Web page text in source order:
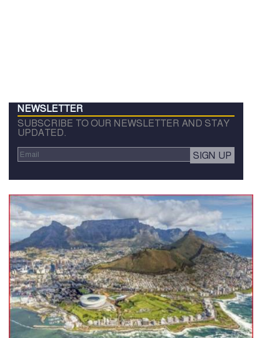
NEWSLETTER
SUBSCRIBE TO OUR NEWSLETTER AND STAY
UPDATED.